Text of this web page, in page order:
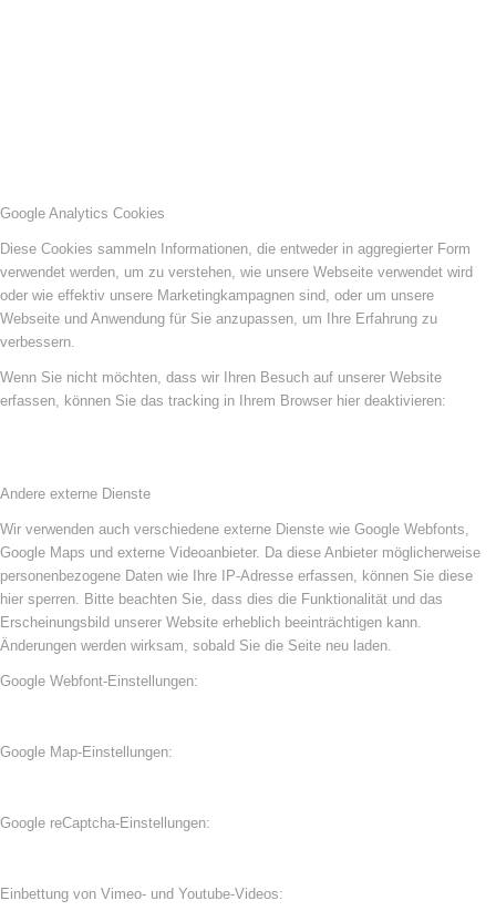
Google Analytics Cookies
Diese Cookies sammeln Informationen, die entweder in aggregierter Form
verwendet werden, um zu verstehen, wie unsere Webseite verwendet wird
oder wie effektiv unsere Marketingkampagnen sind, oder um unsere
Webseite und Anwendung für Sie anzupassen, um Ihre Erfahrung zu
verbessern.
Wenn Sie nicht möchten, dass wir Ihren Besuch auf unserer Website
erfassen, können Sie das tracking in Ihrem Browser hier deaktivieren:
Andere externe Dienste
Wir verwenden auch verschiedene externe Dienste wie Google Webfonts,
Google Maps und externe Videoanbieter. Da diese Anbieter möglicherweise
personenbezogene Daten wie Ihre IP-Adresse erfassen, können Sie diese
hier sperren. Bitte beachten Sie, dass dies die Funktionalität und das
Erscheinungsbild unserer Website erheblich beeinträchtigen kann.
Änderungen werden wirksam, sobald Sie die Seite neu laden.
Google Webfont-Einstellungen:
Google Map-Einstellungen:
Google reCaptcha-Einstellungen:
Einbettung von Vimeo- und Youtube-Videos: